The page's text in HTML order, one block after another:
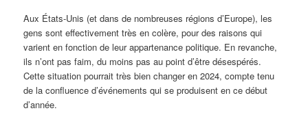
Aux États-Unis (et dans de nombreuses régions d’Europe), les
gens sont effectivement très en colère, pour des raisons qui
varient en fonction de leur appartenance politique. En revanche,
ils n’ont pas faim, du moins pas au point d’être désespérés.
Cette situation pourrait très bien changer en 2024, compte tenu
de la confluence d’événements qui se produisent en ce début
d’année.